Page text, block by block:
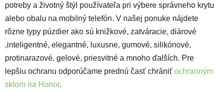
potreby a životný štýl používateľa pri výbere správneho krytu
alebo obalu na mobilný telefón. V našej ponuke nájdete
rôzne typy púzdier ako sú knižkové, zatváracie, diárové
,inteligentné, elegantné, luxusne, gumové, silikónové,
protinarazové, gelové, priesvitné a mnoho ďalších. Pre
lepšiu ochranu odporúčame prednú časť chrániť ochranným
sklom na Honor.